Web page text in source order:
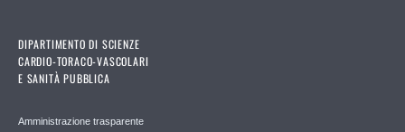
DIPARTIMENTO DI SCIENZE
CARDIO-TORACO-VASCOLARI
E SANITÀ PUBBLICA
Amministrazione trasparente